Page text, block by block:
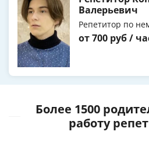
Валерьевич
Репетитор по
от 700 руб /
Более 1500
работу